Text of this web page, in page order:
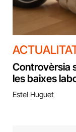
Controvèrsia
les baixes
Estel Huguet